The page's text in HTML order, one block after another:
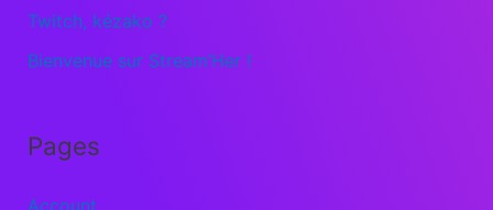
Twitch, kézako ?
Bienvenue sur Stream’Her !
Pages